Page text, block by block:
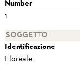
Number
1
SOGGETTO
Identificazione
Floreale